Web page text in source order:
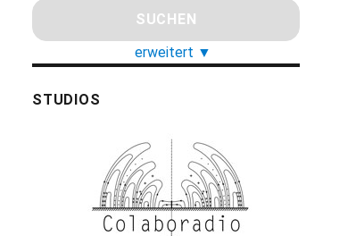
erweitert ▼
STUDIOS